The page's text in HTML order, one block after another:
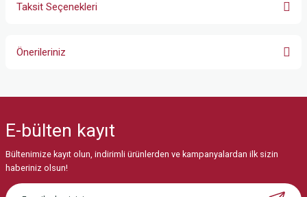
Taksit Seçenekleri
Önerileriniz
Görüş ve önerileriniz için teşekkür ederiz.
Ürün resmi kalitesiz, bozuk veya görüntülenemiyor.
Ürün açıklamasında eksik bilgiler bulunuyor.
E-bülten kayıt
Bültenimize kayıt olun, indirimli ürünlerden ve kampanyalardan ilk sizin
haberiniz olsun!